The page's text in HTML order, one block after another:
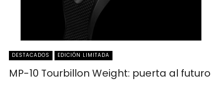
DESTACADOS EDICIÓN LIMITADA
MP-10 Tourbillon Weight: puerta al futuro